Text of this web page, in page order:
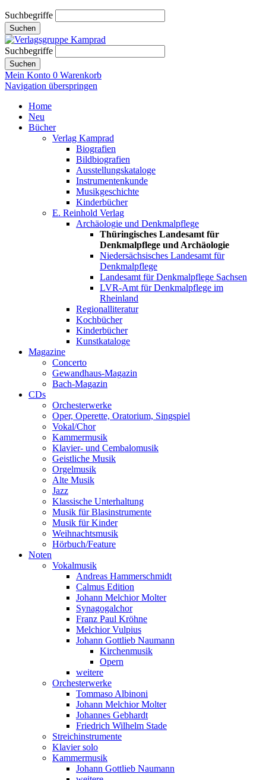
Suchbegriffe
Suchen
Suchbegriffe
Suchen
Mein Konto 0 Warenkorb
Navigation überspringen
Home
Neu
Bücher
Verlag Kamprad
Biografien
Bildbiografien
Ausstellungskataloge
Instrumentenkunde
Musikgeschichte
Kinderbücher
E. Reinhold Verlag
Archäologie und Denkmalpflege
Thüringisches Landesamt für
Denkmalpflege und Archäologie
Niedersächsisches Landesamt für
Denkmalpflege
Landesamt für Denkmalpflege Sachsen
LVR-Amt für Denkmalpflege im
Rheinland
Regionalliteratur
Kochbücher
Kinderbücher
Kunstkataloge
Magazine
Concerto
Gewandhaus-Magazin
Bach-Magazin
CDs
Orchesterwerke
Oper, Operette, Oratorium, Singspiel
Vokal/Chor
Kammermusik
Klavier- und Cembalomusik
Geistliche Musik
Orgelmusik
Alte Musik
Jazz
Klassische Unterhaltung
Musik für Blasinstrumente
Musik für Kinder
Weihnachtsmusik
Hörbuch/Feature
Noten
Vokalmusik
Andreas Hammerschmidt
Calmus Edition
Johann Melchior Molter
Synagogalchor
Franz Paul Kröhne
Melchior Vulpius
Johann Gottlieb Naumann
Kirchenmusik
Opern
weitere
Orchesterwerke
Tommaso Albinoni
Johann Melchior Molter
Johannes Gebhardt
Friedrich Wilhelm Stade
Streichinstrumente
Klavier solo
Kammermusik
Johann Gottlieb Naumann